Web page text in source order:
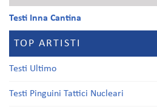
Testi Inna Cantina
TOP ARTISTI
Testi Ultimo
Testi Pinguini Tattici Nucleari